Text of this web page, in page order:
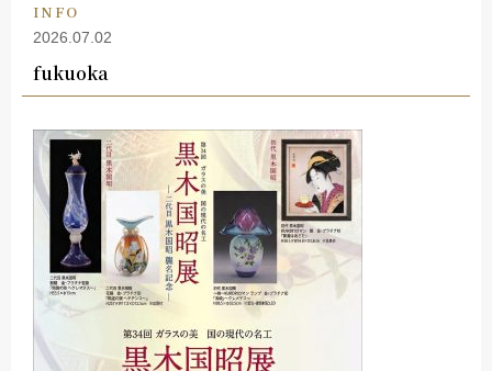
INFO
2026.07.02
fukuoka